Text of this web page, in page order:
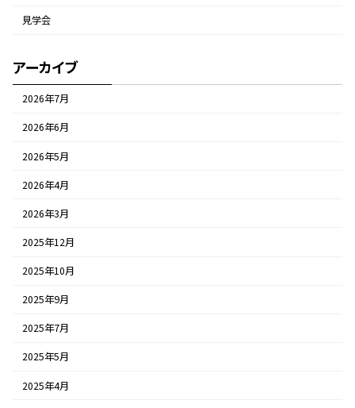
見学会
アーカイブ
2026年7月
2026年6月
2026年5月
2026年4月
2026年3月
2025年12月
2025年10月
2025年9月
2025年7月
2025年5月
2025年4月